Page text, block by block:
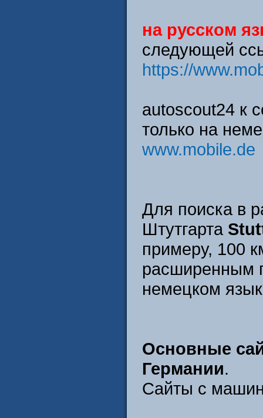
на русском
следующей
https://
autoscout24 к
только на
www.mobile.de
Для поиска в
Штутгарта
примеру, 100
расширенным
немецком
Основные
Германии.
Сайты с